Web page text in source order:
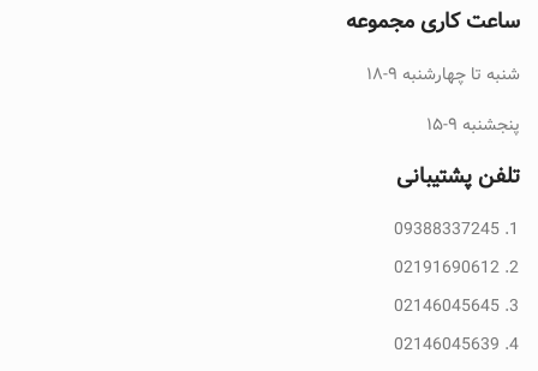
ساعت کاری مجموعه
شنبه تا چهارشنبه ۹-۱۸
پنجشنبه ۹-۱۵
تلفن پشتیبانی
09388337245
02191690612
02146045645
02146045639